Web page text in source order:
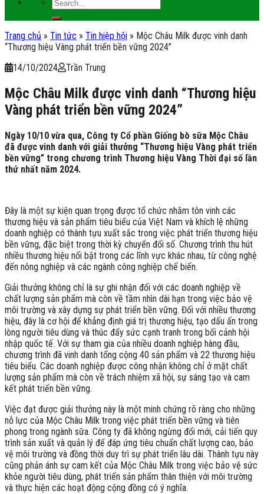
Trang chủ » Tin tức » Tin hiệp hội » Mộc Châu Milk được vinh danh
“Thương hiệu Vàng phát triển bền vững 2024”
14/10/2024
Trần Trung
Mộc Châu Milk được vinh danh “Thương hiệu
Vàng phát triển bền vững 2024”
Ngày 10/10 vừa qua, Công ty Cổ phần Giống bò sữa Mộc Châu
đã được vinh danh với giải thưởng “Thương hiệu Vàng phát triển
bền vững” trong chương trình Thương hiệu Vàng Thời đại số lần
thứ nhất năm 2024.
Đây là một sự kiện quan trọng được tổ chức nhằm tôn vinh các
thương hiệu và sản phẩm tiêu biểu của Việt Nam và khích lệ những
doanh nghiệp có thành tựu xuất sắc trong việc phát triển thương hiệu
bền vững, đặc biệt trong thời kỳ chuyển đổi số. Chương trình thu hút
nhiều thương hiệu nổi bật trong các lĩnh vực khác nhau, từ công nghệ
đến nông nghiệp và các ngành công nghiệp chế biến.
Giải thưởng không chỉ là sự ghi nhận đối với các doanh nghiệp về
chất lượng sản phẩm mà còn về tầm nhìn dài hạn trong việc bảo vệ
môi trường và xây dựng sự phát triển bền vững. Đối với nhiều thương
hiệu, đây là cơ hội để khẳng định giá trị thương hiệu, tạo dấu ấn trong
lòng người tiêu dùng và thúc đẩy sức cạnh tranh trong bối cảnh hội
nhập quốc tế. Với sự tham gia của nhiều doanh nghiệp hàng đầu,
chương trình đã vinh danh tổng cộng 40 sản phẩm và 22 thương hiệu
tiêu biểu. Các doanh nghiệp được công nhận không chỉ ở mặt chất
lượng sản phẩm mà còn về trách nhiệm xã hội, sự sáng tạo và cam
kết phát triển bền vững.
Việc đạt được giải thưởng này là một minh chứng rõ ràng cho những
nỗ lực của Mộc Châu Milk trong việc phát triển bền vững và tiên
phong trong ngành sữa. Công ty đã không ngừng đổi mới, cải tiến quy
trình sản xuất và quản lý để đáp ứng tiêu chuẩn chất lượng cao, bảo
vệ môi trường và đồng thời duy trì sự phát triển lâu dài. Thành tựu này
cũng phản ánh sự cam kết của Mộc Châu Milk trong việc bảo vệ sức
khỏe người tiêu dùng, phát triển sản phẩm thân thiện với môi trường
và thực hiện các hoạt động cộng đồng có ý nghĩa.